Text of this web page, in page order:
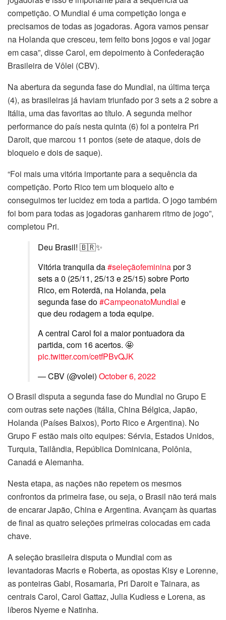
competição. O Mundial é uma competição longa e
precisamos de todas as jogadoras. Agora vamos pensar
na Holanda que cresceu, tem feito bons jogos e vai jogar
em casa”, disse Carol, em depoimento à Confederação
Brasileira de Vôlei (CBV).
Na abertura da segunda fase do Mundial, na última terça
(4), as brasileiras já haviam triunfado por 3 sets a 2 sobre a
Itália, uma das favoritas ao título. A segunda melhor
performance do país nesta quinta (6) foi a ponteira Pri
Daroit, que marcou 11 pontos (sete de ataque, dois de
bloqueio e dois de saque).
“Foi mais uma vitória importante para a sequência da
competição. Porto Rico tem um bloqueio alto e
conseguimos ter lucidez em toda a partida. O jogo também
foi bom para todas as jogadoras ganharem ritmo de jogo”,
completou Pri.
Deu Brasil! 🇧🇷✨
Vitória tranquila da#seleçãofemininapor 3
sets a 0 (25/11, 25/13 e 25/15) sobre Porto
Rico, em Roterdã, na Holanda, pela
segunda fase do#CampeonatoMundial e
que deu rodagem a toda equipe.
A central Carol foi a maior pontuadora da
partida, com 16 acertos. 🤩
pic.twitter.com/cetfPBvQJK
— CBV (@volei) October 6, 2022
O Brasil disputa a segunda fase do Mundial no Grupo E
com outras sete nações (Itália, China Bélgica, Japão,
Holanda (Países Baixos), Porto Rico e Argentina). No
Grupo F estão mais oito equipes: Sérvia, Estados Unidos,
Turquia, Tailândia, República Dominicana, Polônia,
Canadá e Alemanha.
Nesta etapa, as nações não repetem os mesmos
confrontos da primeira fase, ou seja, o Brasil não terá mais
de encarar Japão, China e Argentina. Avançam às quartas
de final as quatro seleções primeiras colocadas em cada
chave.
A seleção brasileira disputa o Mundial com as
levantadoras Macris e Roberta, as opostas Kisy e Lorenne,
as ponteiras Gabi, Rosamaria, Pri Daroit e Tainara, as
centrais Carol, Carol Gattaz, Julia Kudiess e Lorena, as
líberos Nyeme e Natinha.